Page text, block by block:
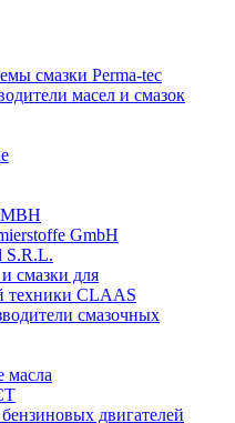
смазки Perma-tec
масел и смазок
GmbH
S.R.L.
смазки для
техники CLAAS
смазочных
масла
двигателей